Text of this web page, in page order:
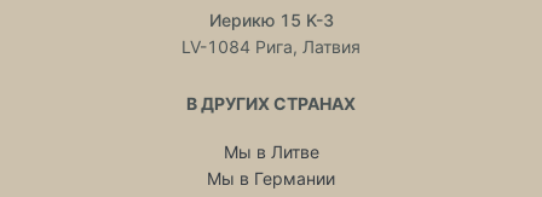
Иерикю 15 K-3
LV-1084 Рига, Латвия
В ДРУГИХ СТРАНАХ
Мы в Литве
Мы в Германии